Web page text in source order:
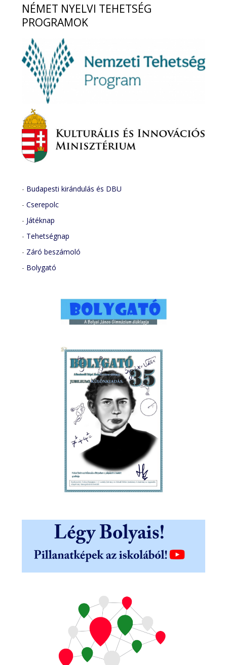
NÉMET NYELVI TEHETSÉG
PROGRAMOK
- Budapesti kirándulás és DBU
-Cserepolc
- Játéknap
- Tehetségnap
- Záró beszámoló
- Bolygató